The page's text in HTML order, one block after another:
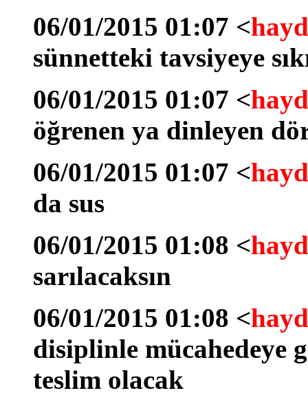
06/01/2015 01:07 <
sünnetteki tavsiyeye
06/01/2015 01:07 <
öğrenen ya dinleyen
06/01/2015 01:07 <
da sus
06/01/2015 01:08 <
sarılacaksın
06/01/2015 01:08 <
disiplinle mücahedeye
teslim olacak